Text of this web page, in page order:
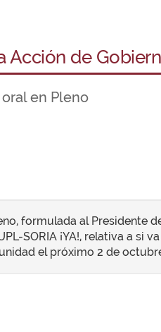
Acción de
en Pleno
formulada al Presidente
SORIA ¡YA!, relativa a si
el próximo 2 de